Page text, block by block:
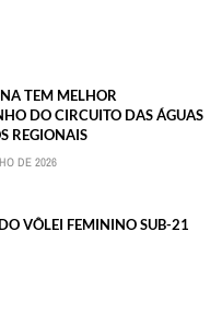
TEM MELHOR
DO CIRCUITO DAS ÁGUAS
REGIONAIS
DE 2026
VÔLEI FEMININO SUB-21